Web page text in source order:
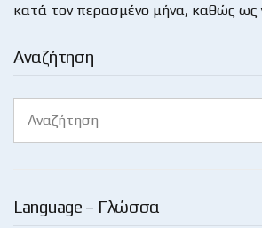
Αναζήτηση
for:
Language – Γλώσσα
κατά τον περασμένο μήνα, καθώς